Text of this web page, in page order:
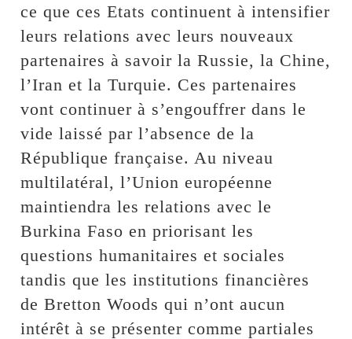
ce que ces Etats continuent à intensifier
leurs relations avec leurs nouveaux
partenaires à savoir la Russie, la Chine,
l’Iran et la Turquie. Ces partenaires
vont continuer à s’engouffrer dans le
vide laissé par l’absence de la
République française. Au niveau
multilatéral, l’Union européenne
maintiendra les relations avec le
Burkina Faso en priorisant les
questions humanitaires et sociales
tandis que les institutions financières
de Bretton Woods qui n’ont aucun
intérêt à se présenter comme partiales